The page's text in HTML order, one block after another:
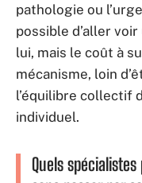
pathologie ou
possible d’aller
lui, mais le coût à
mécanisme, loin
l’équilibre collectif
individuel.
Quels